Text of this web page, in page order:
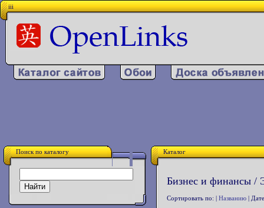
iii
Поиск по каталогу Каталог
Бизнес и финансы /
Сортировать по: | Названию |